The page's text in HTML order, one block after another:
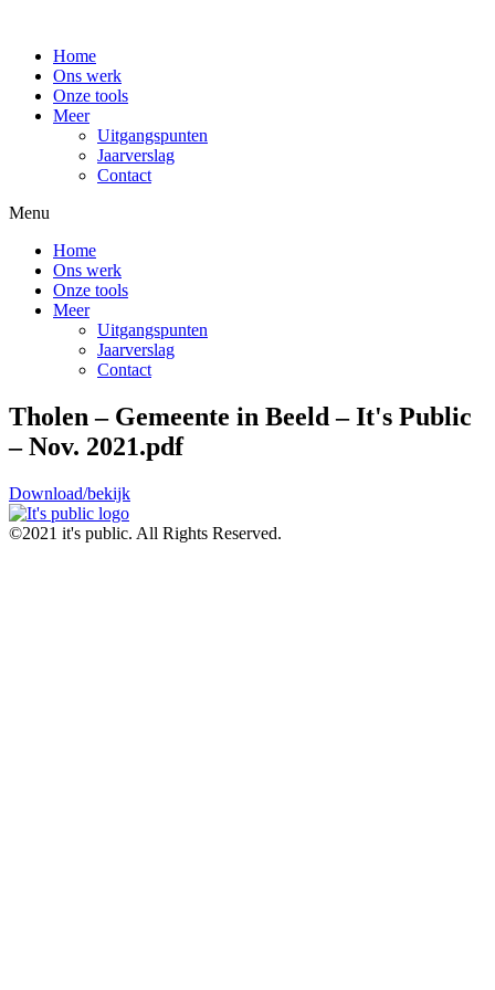
Home
Ons werk
Onze tools
Meer
Uitgangspunten
Jaarverslag
Contact
Menu
Home
Ons werk
Onze tools
Meer
Uitgangspunten
Jaarverslag
Contact
Tholen – Gemeente in Beeld – It's Public
– Nov. 2021.pdf
Download/bekijk
©2021 it's public. All Rights Reserved.